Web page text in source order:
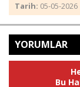
Tarih: 05-05-2026
YORUMLAR
Bu